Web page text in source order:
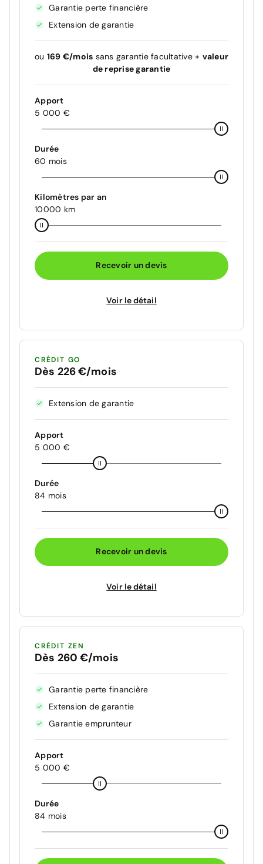
Garantie perte financière
Extension de garantie
ou 169 €/mois sans garantie facultative + valeur
de reprise garantie
Apport
5 000 €
Durée
60 mois
Kilomètres par an
10000 km
Recevoir un devis
Voir le détail
CRÉDIT GO
Dès 226 €/mois
Extension de garantie
Apport
5 000 €
Durée
84 mois
Recevoir un devis
Voir le détail
CRÉDIT ZEN
Dès 260 €/mois
Garantie perte financière
Extension de garantie
Garantie emprunteur
Apport
5 000 €
Durée
84 mois